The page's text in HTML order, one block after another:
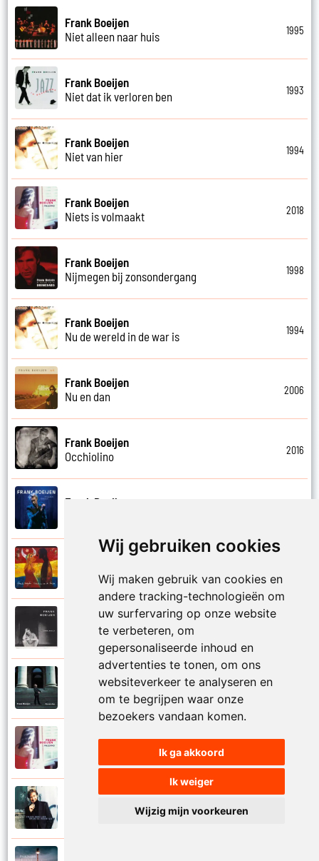
Wij gebruiken cookies
Wij maken gebruik van cookies en
andere tracking-technologieën om
uw surfervaring op onze website
te verbeteren, om
gepersonaliseerde inhoud en
advertenties te tonen, om ons
websiteverkeer te analyseren en
om te begrijpen waar onze
bezoekers vandaan komen.
Ik ga akkoord
Ik weiger
Wijzig mijn voorkeuren
Frank Boeijen
Niet alleen naar huis
1995
Frank Boeijen
Niet dat ik verloren ben
1993
Frank Boeijen
Niet van hier
1994
Frank Boeijen
Niets is volmaakt
2018
Frank Boeijen
Nijmegen bij zonsondergang
1998
Frank Boeijen
Nu de wereld in de war is
1994
Frank Boeijen
Nu en dan
2006
Frank Boeijen
Occhiolino
2016
Frank Boeijen
Onder ons
Frank Boeijen
Onschuld
Frank Boeijen
Op een dag
Frank Boeijen
Open de poorten